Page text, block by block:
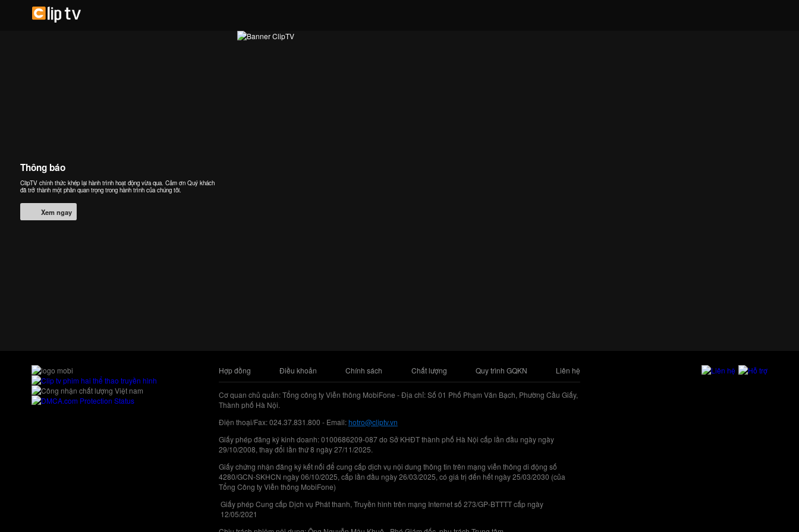
Thông báo
ClipTV chính thức khép lại hành trình hoạt động vừa qua. Cảm ơn Quý khách
đã trở thành một phần quan trọng trong hành trình của chúng tôi.
Xem ngay
Hợp đồng Điều khoản Chính sách Chất lượng Quy trình GQKN Liên hệ
Cơ quan chủ quản: Tổng công ty Viễn thông MobiFone - Địa chỉ: Số 01 Phố Phạm Văn Bạch, Phường Cầu Giấy,
Thành phố Hà Nội.
Điện thoại/Fax: 024.37.831.800 - Email:hotro@cliptv.vn
Giấy phép đăng ký kinh doanh: 0100686209-087 do Sở KHĐT thành phố Hà Nội cấp lần đầu ngày ngày
29/10/2008, thay đổi lần thứ 8 ngày 27/11/2025.
Giấy chứng nhận đăng ký kết nối để cung cấp dịch vụ nội dung thông tin trên mạng viễn thông di động số
4280/GCN-SKHCN ngày 06/10/2025, cấp lần đầu ngày 26/03/2025, có giá trị đến hết ngày 25/03/2030 (của
Tổng Công ty Viễn thông MobiFone)
Giấy phép Cung cấp Dịch vụ Phát thanh, Truyền hình trên mạng Internet số 273/GP-BTTTT cấp ngày
12/05/2021